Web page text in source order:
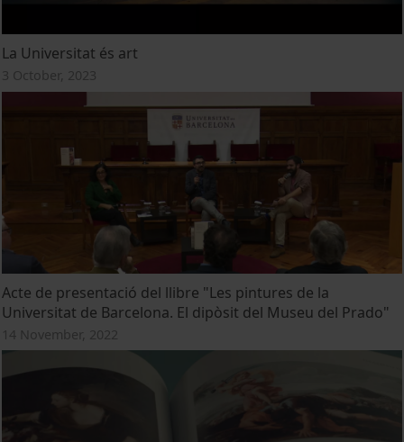
La Universitat és art
3 October, 2023
Acte de presentació del llibre "Les pintures de la
Universitat de Barcelona. El dipòsit del Museu del Prado"
14 November, 2022